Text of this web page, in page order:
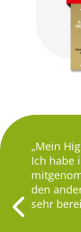
Mein
Ich habe
den
sehr